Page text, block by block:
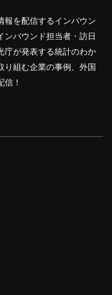
報を配信するインバウン
ンバウンド担当者・訪日
庁が発表する統計のわか
り組む企業の事例、外国
！